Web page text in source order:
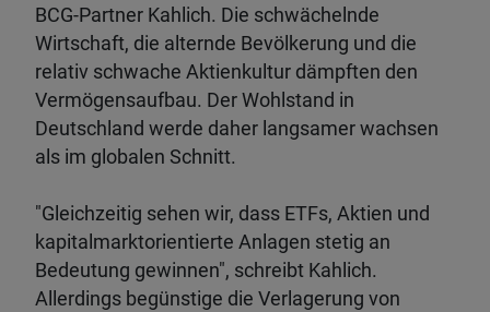
BCG-Partner Kahlich. Die schwächelnde
Wirtschaft, die alternde Bevölkerung und die
relativ schwache Aktienkultur dämpften den
Vermögensaufbau. Der Wohlstand in
Deutschland werde daher langsamer wachsen
als im globalen Schnitt.
"Gleichzeitig sehen wir, dass ETFs, Aktien und
kapitalmarktorientierte Anlagen stetig an
Bedeutung gewinnen", schreibt Kahlich.
Allerdings begünstige die Verlagerung von